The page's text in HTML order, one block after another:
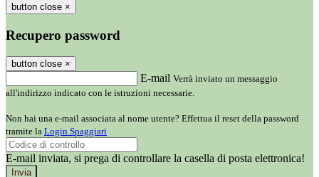
button close ×
Recupero password
button close ×
E-mail Verrà inviato un messaggio
all'indirizzo indicato con le istruzioni necessarie.
Non hai una e-mail associata al nome utente? Effettua il reset della password
tramite la Login Spaggiari
E-mail inviata, si prega di controllare la casella di posta elettronica!